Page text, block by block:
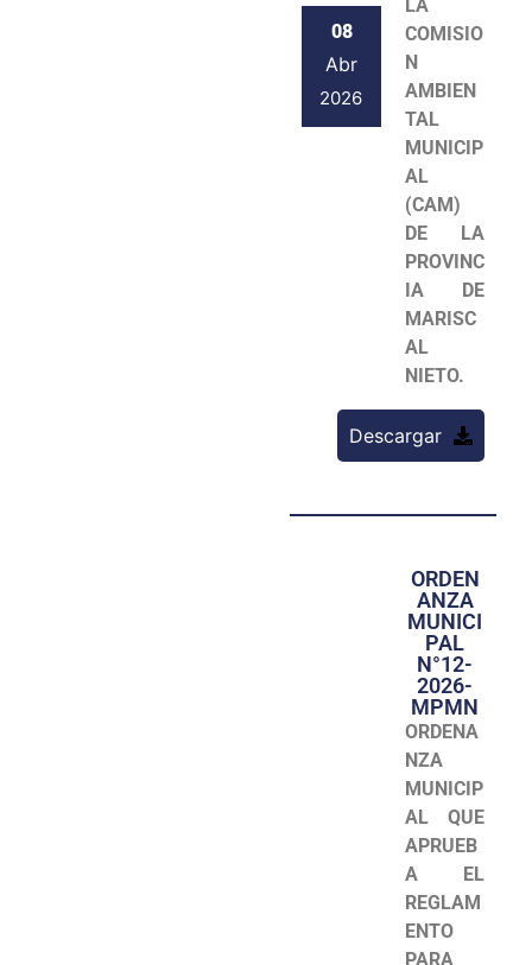
08
Abr
2026
LA
COMISIO
N
AMBIEN
TAL
MUNICIP
AL
(CAM)
DE LA
PROVINC
IA DE
MARISC
AL
NIETO.
Descargar
ORDEN
ANZA
MUNICI
PAL
N°12-
2026-
MPMN
ORDENA
NZA
MUNICIP
AL QUE
APRUEB
A EL
REGLAM
ENTO
PARA